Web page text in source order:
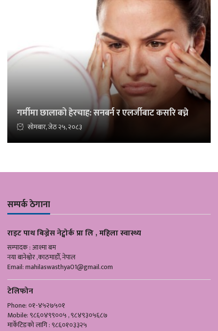
गर्मीमा छालाको हेरचाह: सनबर्न र एलर्जीबाट कसरि बच्ने
सोमबार, जेठ २५, २०८३
सम्पर्क ठेगाना
राइट पाथ बिज्नेस नेट्वोर्क प्रा लि , महिला स्वास्थ्य
सम्पादक : आश्मा बम
नया बानेश्वोर ,काठमाडौँ, नेपाल
Email:mahilaswasthya01@gmail.com
टेलिफोन
Phone: ०१-४५२७५०१
Mobile: ९८६०४९९००५ , ९८४९३०५६८७
मार्केटिङको लागि : ९८६०१०३३२५